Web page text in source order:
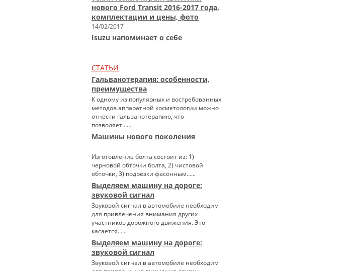
нового Ford Transit 2016-2017 года,
комплектации и цены, фото
14/02/2017
Isuzu напоминает о себе
СТАТЬИ
Гальванотерапия: особенности,
преимущества
К одному из популярных и востребованных
методов аппаратной косметологии можно
отнести гальванотерапию, что
позволяет…...
Машины нового поколения
Изготовление болта состоит из: 1)
черновой обточки болта, 2) чистовой
обточки, 3) подрезки фасонным…...
Выделяем машину на дороге:
звуковой сигнал
Звуковой сигнал в автомобиле необходим
для привлечения внимания других
участников дорожного движения. Это
касается…...
Выделяем машину на дороге:
звуковой сигнал
Звуковой сигнал в автомобиле необходим